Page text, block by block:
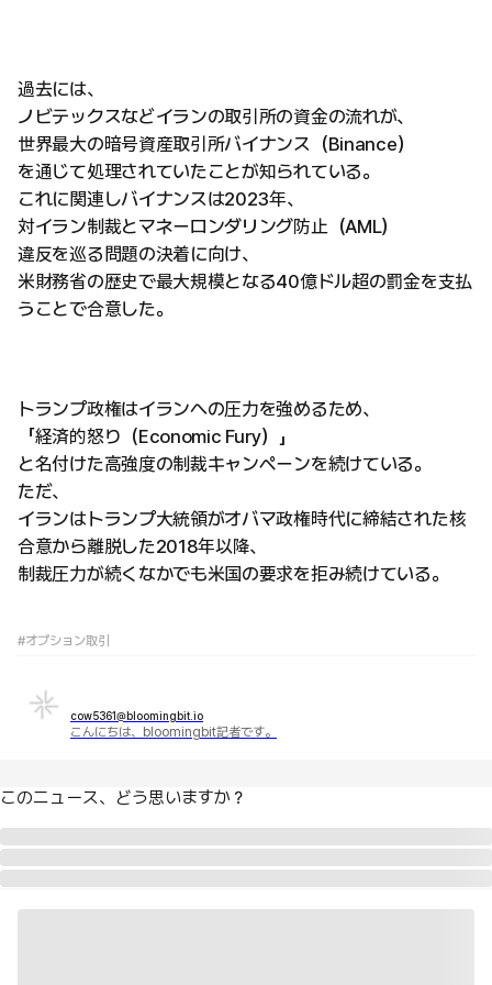
過去には、
ノビテックスなどイランの取引所の資金の流れが、
世界最大の暗号資産取引所バイナンス（Binance）
を通じて処理されていたことが知られている。
これに関連しバイナンスは2023年、
対イラン制裁とマネーロンダリング防止（AML）
違反を巡る問題の決着に向け、
米財務省の歴史で最大規模となる40億ドル超の罰金を支払
うことで合意した。
トランプ政権はイランへの圧力を強めるため、
「経済的怒り（Economic Fury）」
と名付けた高強度の制裁キャンペーンを続けている。
ただ、
イランはトランプ大統領がオバマ政権時代に締結された核
合意から離脱した2018年以降、
制裁圧力が続くなかでも米国の要求を拒み続けている。
#オプション取引
cow5361@bloomingbit.io
こんにちは、bloomingbit記者です。
このニュース、どう思いますか？